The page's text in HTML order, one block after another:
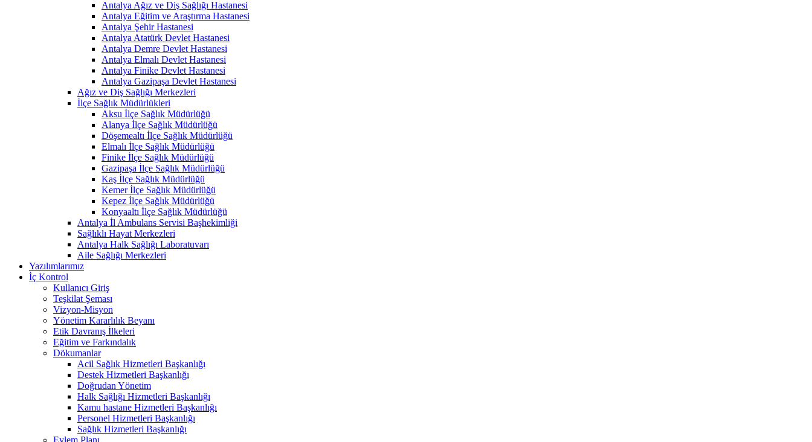
Antalya Ağız ve Diş Sağlığı Hastanesi
Antalya Eğitim ve Araştırma Hastanesi
Antalya Şehir Hastanesi
Antalya Atatürk Devlet Hastanesi
Antalya Demre Devlet Hastanesi
Antalya Elmalı Devlet Hastanesi
Antalya Finike Devlet Hastanesi
Antalya Gazipaşa Devlet Hastanesi
Ağız ve Diş Sağlığı Merkezleri
İlçe Sağlık Müdürlükleri
Aksu İlçe Sağlık Müdürlüğü
Alanya İlçe Sağlık Müdürlüğü
Döşemealtı İlçe Sağlık Müdürlüğü
Elmalı İlçe Sağlık Müdürlüğü
Finike İlçe Sağlık Müdürlüğü
Gazipaşa İlçe Sağlık Müdürlüğü
Kaş İlçe Sağlık Müdürlüğü
Kemer İlçe Sağlık Müdürlüğü
Kepez İlçe Sağlık Müdürlüğü
Konyaaltı İlçe Sağlık Müdürlüğü
Antalya İl Ambulans Servisi Başhekimliği
Sağlıklı Hayat Merkezleri
Antalya Halk Sağlığı Laboratuvarı
Aile Sağlığı Merkezleri
Yazılımlarımız
İç Kontrol
Kullanıcı Giriş
Teşkilat Şeması
Vizyon-Misyon
Yönetim Kararlılık Beyanı
Etik Davranış İlkeleri
Eğitim ve Farkındalık
Dökumanlar
Acil Sağlık Hizmetleri Başkanlığı
Destek Hizmetleri Başkanlığı
Doğrudan Yönetim
Halk Sağlığı Hizmetleri Başkanlığı
Kamu hastane Hizmetleri Başkanlığı
Personel Hizmetleri Başkanlığı
Sağlık Hizmetleri Başkanlığı
Eylem Planı